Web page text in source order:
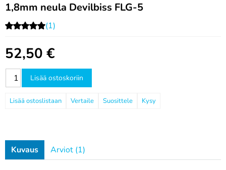
1,8mm neula Devilbiss FLG-5
(1)
52,50 €
Lisää ostoskoriin
Vertaile Suosittele Kysy
Kuvaus Arviot (1)